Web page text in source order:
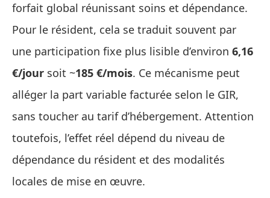
forfait global réunissant soins et dépendance.
Pour le résident, cela se traduit souvent par
une participation fixe plus lisible d’environ 6,16
€/jour soit ~185 €/mois. Ce mécanisme peut
alléger la part variable facturée selon le GIR,
sans toucher au tarif d’hébergement. Attention
toutefois, l’effet réel dépend du niveau de
dépendance du résident et des modalités
locales de mise en œuvre.